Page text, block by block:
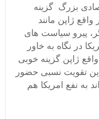
بزرگ گزینه
ژاپن مانند
پیرو سیاست های
در نگاه به خاور
ژاپن گزینه خوبی
تقویت نسبی حضور
به نفع امریکا هم